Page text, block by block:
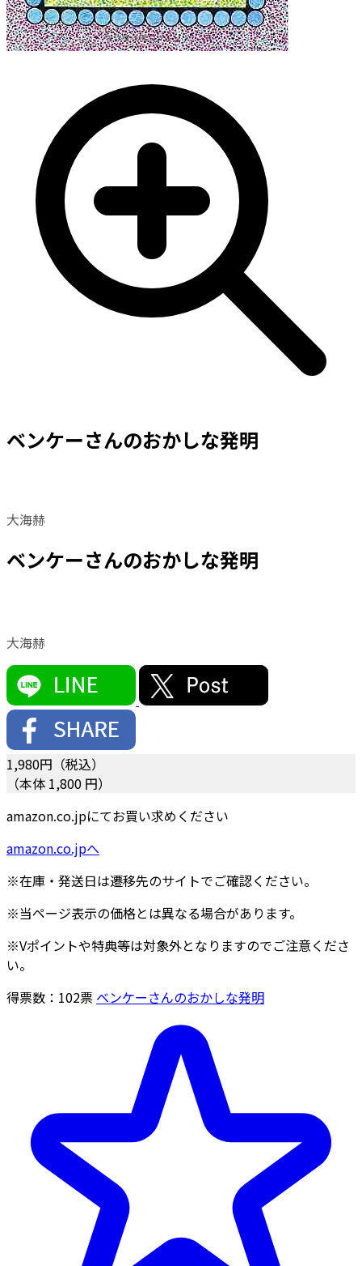
ベンケーさんのおかしな発明
大海赫
ベンケーさんのおかしな発明
大海赫
1,980円（税込）
（本体 1,800 円）
amazon.co.jpにてお買い求めください
amazon.co.jpへ
※在庫・発送日は遷移先のサイトでご確認ください。
※当ページ表示の価格とは異なる場合があります。
※Vポイントや特典等は対象外となりますのでご注意くださ
い。
得票数： 102票 ベンケーさんのおかしな発明